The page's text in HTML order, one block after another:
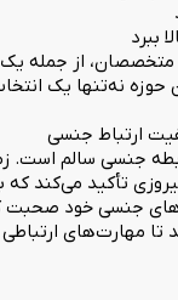
ببرد
متخصصان، از جمله
نه‌تنها یک
ارتباط جنسی
جنسی سالم است.
تأکید می‌کند
جنسی خود
تا مهارت‌های